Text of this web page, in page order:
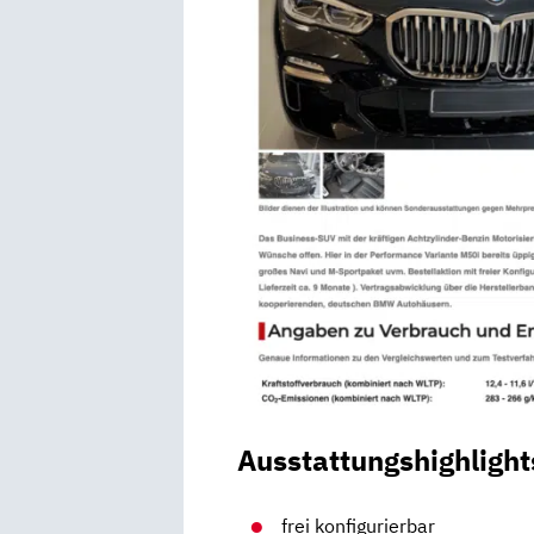
frei konfigurierbar